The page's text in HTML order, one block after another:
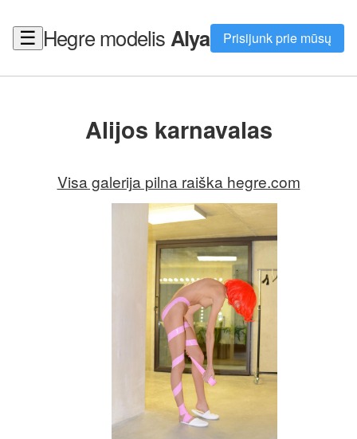
☰ Hegre modelisAlya Prisijunk prie mūsų
Alijos karnavalas
Visa galerija pilna raiška hegre.com